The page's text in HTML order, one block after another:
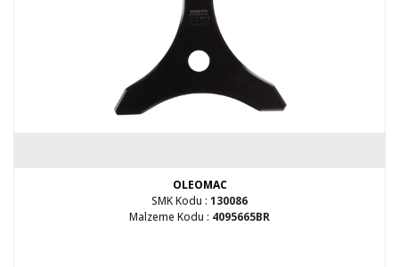
OLEOMAC
SMK Kodu : 130086
Malzeme Kodu : 4095665BR